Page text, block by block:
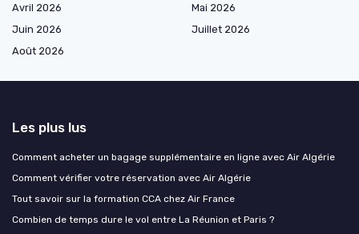
Avril 2026
Mai 2026
Juin 2026
Juillet 2026
Août 2026
Les plus lus
Comment acheter un bagage supplémentaire en ligne avec Air Algérie
Comment vérifier votre réservation avec Air Algérie
Tout savoir sur la formation CCA chez Air France
Combien de temps dure le vol entre La Réunion et Paris ?